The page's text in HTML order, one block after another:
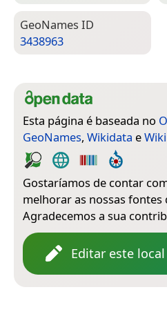
Geo­Names ID
3438963
Esta página é baseada no
GeoNames, Wikidata e
Gostaríamos de contar
melhorar as nossas fontes
Agradecemos a sua
Editar este local